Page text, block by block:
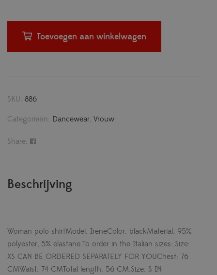
Toevoegen aan winkelwagen
SKU: 886
Categorieën: Dancewear, Vrouw
Share:
Beschrijving
Woman polo shirtModel: IreneColor: blackMaterial: 95%
polyester, 5% elastane.To order in the Italian sizes:.Size:
XS CAN BE ORDERED SEPARATELY FOR YOUChest: 76
CMWaist: 74 CMTotal length: 56 CM.Size: S IN